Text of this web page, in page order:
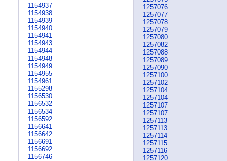
1154937
1154938
1154939
1154940
1154941
1154943
1154944
1154948
1154949
1154955
1154961
1155298
1156530
1156532
1156534
1156592
1156641
1156642
1156691
1156692
1156746
1257076
1257077
1257078
1257079
1257080
1257082
1257088
1257089
1257090
1257100
1257102
1257104
1257104
1257107
1257107
1257113
1257113
1257114
1257115
1257116
1257120